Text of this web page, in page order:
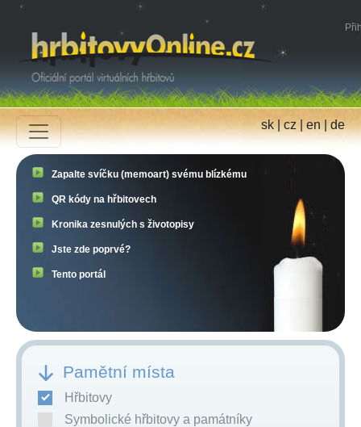
sk|cz|en|de
Zapalte svíčku (memoart) svému blízkému
QR kódy na hřbitovech
Kronika zesnulých s životopisy
Jste zde poprvé?
Tento portál
Pamětní místa
Hřbitovy
Symbolické hřbitovy a památníky